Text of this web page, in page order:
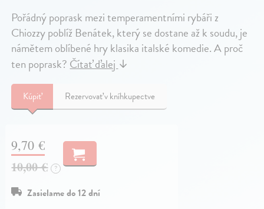
Pořádný poprask mezi temperamentními rybáři z
Chiozzy poblíž Benátek, který se dostane až k soudu, je
námětem oblíbené hry klasika italské komedie. A proč
ten poprask? Čítať ďalej ↓
Kúpiť Rezervovať v kníhkupectve
9,70 €
10,00 € ?
Zasielame do 12 dní